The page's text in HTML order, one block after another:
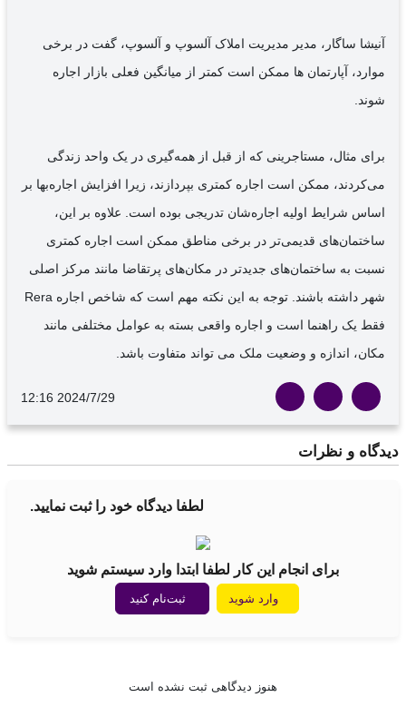
آنیشا ساگار، مدیر مدیریت املاک آلسوپ و آلسوپ، گفت در برخی
موارد، آپارتمان ها ممکن است کمتر از میانگین فعلی بازار اجاره
شوند.
برای مثال، مستاجرینی که از قبل از همه‌گیری در یک واحد زندگی
می‌کردند، ممکن است اجاره کمتری بپردازند، زیرا افزایش اجاره‌بها بر
اساس شرایط اولیه اجاره‌شان تدریجی بوده است. علاوه بر این،
ساختمان‌های قدیمی‌تر در برخی مناطق ممکن است اجاره کمتری
نسبت به ساختمان‌های جدیدتر در مکان‌های پرتقاضا مانند مرکز اصلی
شهر داشته باشند. توجه به این نکته مهم است که شاخص اجاره Rera
فقط یک راهنما است و اجاره واقعی بسته به عوامل مختلفی مانند
مکان، اندازه و وضعیت ملک می تواند متفاوت باشد.
12:16 2024/7/29
دیدگاه‌ و نظرات
لطفا دیدگاه خود را ثبت نمایید.
برای انجام این کار لطفا ابتدا وارد سیستم شوید
ثبت‌نام کنید وارد شوید
هنوز دیدگاهی ثبت نشده است